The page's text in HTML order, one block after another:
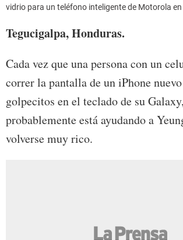
vidrio para un teléfono inteligente de Motorola
Tegucigalpa, Honduras.
Cada vez que una persona con un
correr la pantalla de un iPhone
golpecitos en el teclado de su Galaxy,
probablemente está ayudando a
volverse muy rico.